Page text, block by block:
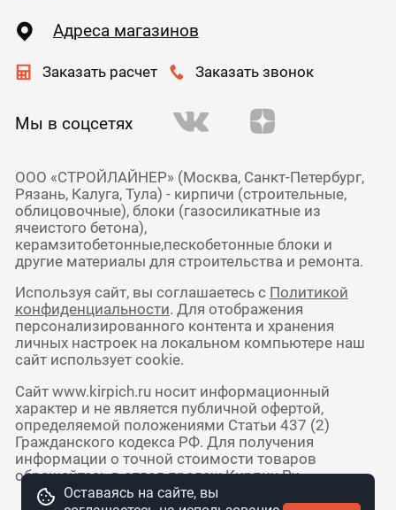
Адреса магазинов
Заказать расчет Заказать звонок
Мы в соцсетях
ООО «СТРОЙЛАЙНЕР» (Москва, Санкт-Петербург,
Рязань, Калуга, Тула) - кирпичи (строительные,
облицовочные), блоки (газосиликатные из
ячеистого бетона),
керамзитобетонные,пескобетонные блоки и
другие материалы для строительства и ремонта.
Используя сайт, вы соглашаетесь с Политикой
конфиденциальности. Для отображения
персонализированного контента и хранения
личных настроек на локальном компьютере наш
сайт использует cookie.
Сайт www.kirpich.ru носит информационный
характер и не является публичной офертой,
определяемой положениями Статьи 437 (2)
Гражданского кодекса РФ. Для получения
информации о точной стоимости товаров
обращайтесь в отдел продаж Кирпич Ру.
Оставаясь на сайте, вы